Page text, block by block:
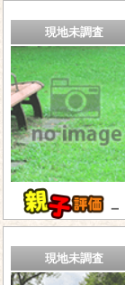
現地未調査
－
現地未調査